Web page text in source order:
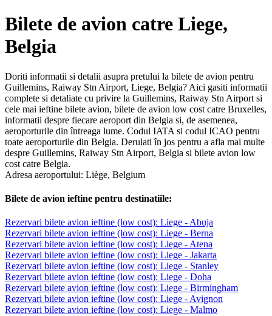
Bilete de avion catre Liege,
Belgia
Doriti informatii si detalii asupra pretului la bilete de avion pentru
Guillemins, Raiway Stn Airport, Liege, Belgia? Aici gasiti informatii
complete si detaliate cu privire la Guillemins, Raiway Stn Airport si
cele mai ieftine bilete avion, bilete de avion low cost catre Bruxelles,
informatii despre fiecare aeroport din Belgia si, de asemenea,
aeroporturile din întreaga lume. Codul IATA si codul ICAO pentru
toate aeroporturile din Belgia. Derulati în jos pentru a afla mai multe
despre Guillemins, Raiway Stn Airport, Belgia si bilete avion low
cost catre Belgia.
Adresa aeroportului: Liège, Belgium
Bilete de avion ieftine pentru destinatiile:
Rezervari bilete avion ieftine (low cost): Liege - Abuja
Rezervari bilete avion ieftine (low cost): Liege - Berna
Rezervari bilete avion ieftine (low cost): Liege - Atena
Rezervari bilete avion ieftine (low cost): Liege - Jakarta
Rezervari bilete avion ieftine (low cost): Liege - Stanley
Rezervari bilete avion ieftine (low cost): Liege - Doha
Rezervari bilete avion ieftine (low cost): Liege - Birmingham
Rezervari bilete avion ieftine (low cost): Liege - Avignon
Rezervari bilete avion ieftine (low cost): Liege - Malmo